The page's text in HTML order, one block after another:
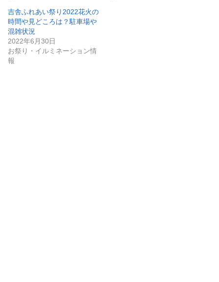
吉舎ふれあい祭り2022花火の
時間や見どころは？駐車場や
混雑状況
2022年6月30日
お祭り・イルミネーション情
報